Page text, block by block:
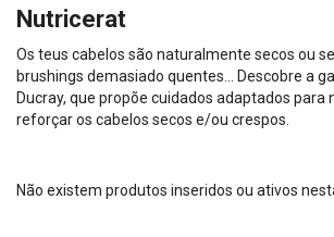
Nutricerat
Os teus cabelos são naturalmente secos ou
brushings demasiado quentes… Descobre a
Ducray, que propõe cuidados adaptados para
reforçar os cabelos secos e/ou crespos.
Não existem produtos inseridos ou ativos